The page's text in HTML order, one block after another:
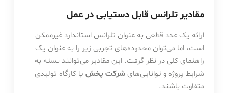
مقادیر تلرانس قابل دستیابی در عمل
ارائه یک عدد قطعی به عنوان تلرانس استاندارد غیرممکن
است، اما می‌توان محدوده‌های تجربی زیر را به عنوان یک
راهنمای کلی در نظر گرفت. این مقادیر می‌توانند بسته به
شرایط پروژه و توانایی‌های شرکت پخشیا کارگاه تولیدی
متفاوت باشند.